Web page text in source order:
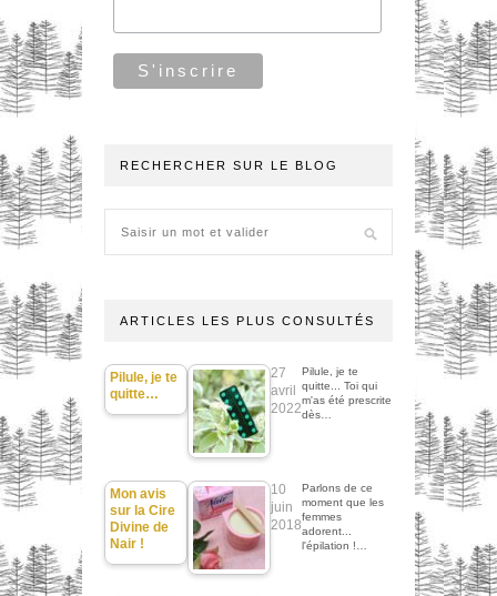
RECHERCHER SUR LE BLOG
ARTICLES LES PLUS CONSULTÉS
Pilule, je te
quitte…
27
avril
2022
Pilule, je te
quitte... Toi qui
m'as été prescrite
dès…
Mon avis
sur la Cire
Divine de
Nair !
10
juin
2018
Parlons de ce
moment que les
femmes
adorent...
l'épilation !…